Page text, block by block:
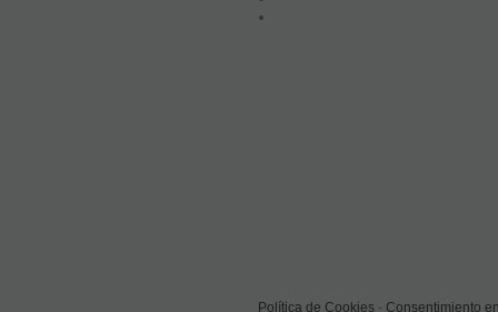
Política de Cookies- Consentimiento